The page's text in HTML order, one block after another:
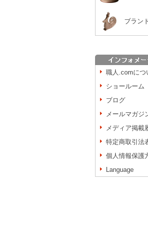
ブラン
職人.comにつ
ショールーム
ブログ
メールマガジ
メディア掲載
特定商取引法
個人情報保護
Language